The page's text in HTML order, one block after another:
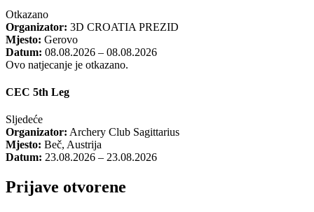
Otkazano
Organizator: 3D CROATIA PREZID
Mjesto: Gerovo
Datum: 08.08.2026 – 08.08.2026
Ovo natjecanje je otkazano.
CEC 5th Leg
Sljedeće
Organizator: Archery Club Sagittarius
Mjesto: Beč, Austrija
Datum: 23.08.2026 – 23.08.2026
Prijave otvorene